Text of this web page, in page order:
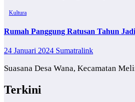
Kultura
Rumah Panggung Ratusan Tahun
24 Januari 2024 Sumatralink
Suasana Desa Wana, Kecamatan
Terkini